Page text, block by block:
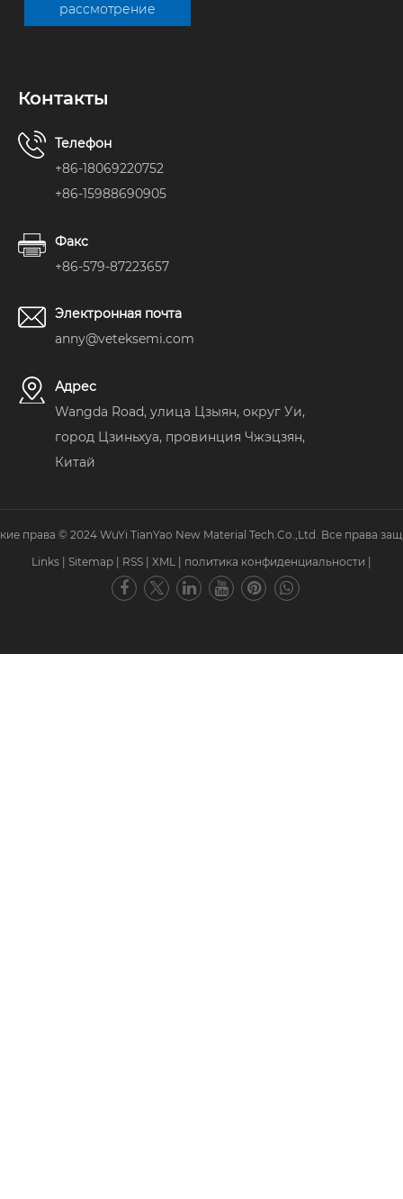
рассмотрение
Контакты
Телефон
+86-18069220752
+86-15988690905
Факс
+86-579-87223657
Электронная почта
anny@veteksemi.com
Адрес
Wangda Road, улица Цзыян, округ Уи,
город Цзиньхуа, провинция Чжэцзян,
Китай
права © 2024 WuYi TianYao New Material Tech.Co.,Ltd. Все права
Links
Sitemap RSS XML политика конфиденциальности